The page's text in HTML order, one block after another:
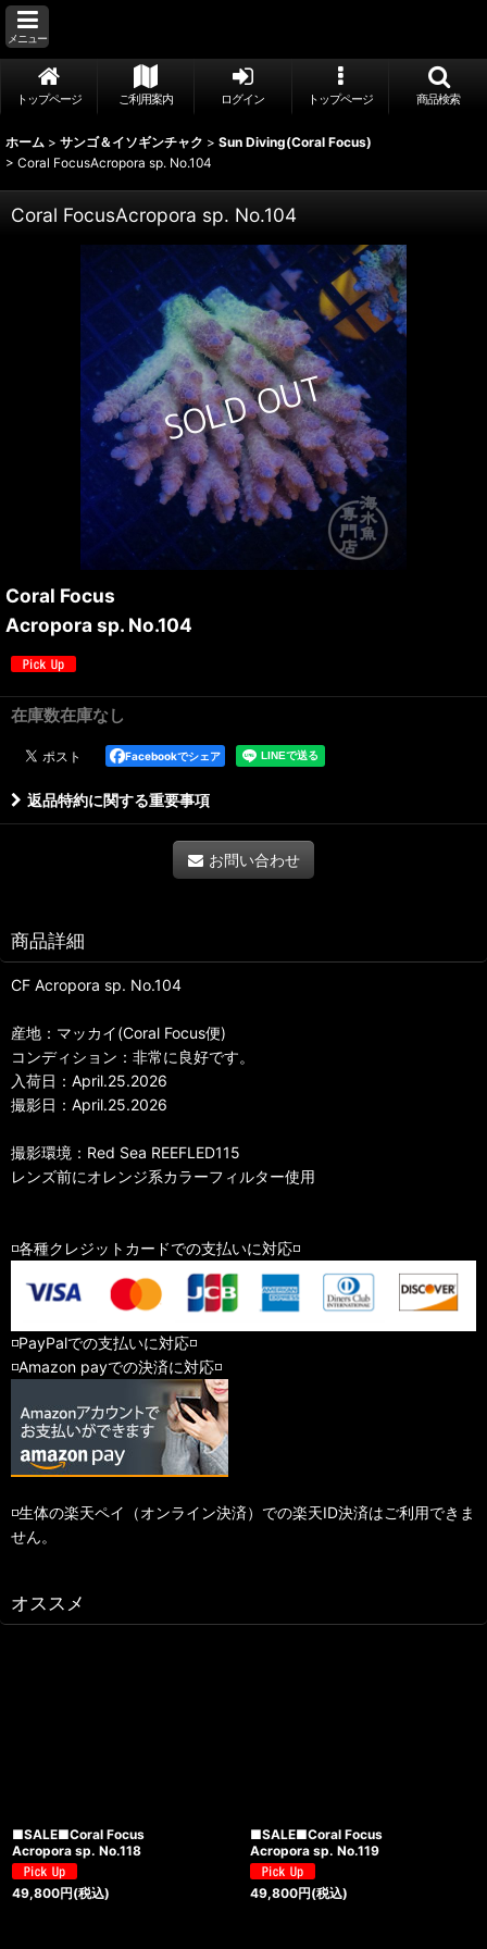
メニュー
トップページ ご利用案内 ログイン トップページ 商品検索
ホーム > サンゴ＆イソギンチャク > Sun Diving(Coral Focus)
> Coral FocusAcropora sp. No.104
Coral FocusAcropora sp. No.104
Coral Focus
Acropora sp. No.104
在庫数在庫なし
Facebookでシェア
返品特約に関する重要事項
お問い合わせ
商品詳細
CF Acropora sp. No.104
産地：マッカイ(Coral Focus便)
コンディション：非常に良好です。
入荷日：April.25.2026
撮影日：April.25.2026
撮影環境：Red Sea REEFLED115
レンズ前にオレンジ系カラーフィルター使用
◽️各種クレジットカードでの支払いに対応◽️
◽️PayPalでの支払いに対応◽️
◽️Amazon payでの決済に対応◽️
◽️生体の楽天ペイ（オンライン決済）での楽天ID決済はご利用できま
せん。
オススメ
■SALE■Coral Focus
Acropora sp. No.118
49,800円(税込)
■SALE■Coral Focus
Acropora sp. No.119
49,800円(税込)